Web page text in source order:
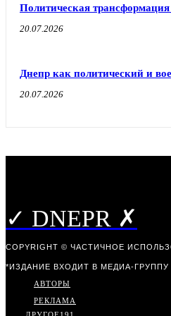
Политическая
20.07.2026
Днепр как политический и
20.07.2026
✓ DNEPR ✗
COPYRIGHT © ЧАСТИЧНОЕ
*ИЗДАНИЕ ВХОДИТ В МЕДИА-ГРУППУ
АВТОРЫ
РЕКЛАМА